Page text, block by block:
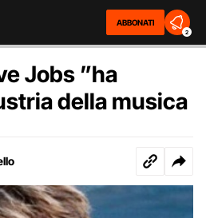
ABBONATI
2
Jobs ”ha
della musica